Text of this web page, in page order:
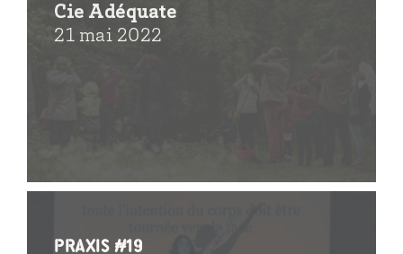
Cie Adéquate
21 mai 2022
Praxis #19